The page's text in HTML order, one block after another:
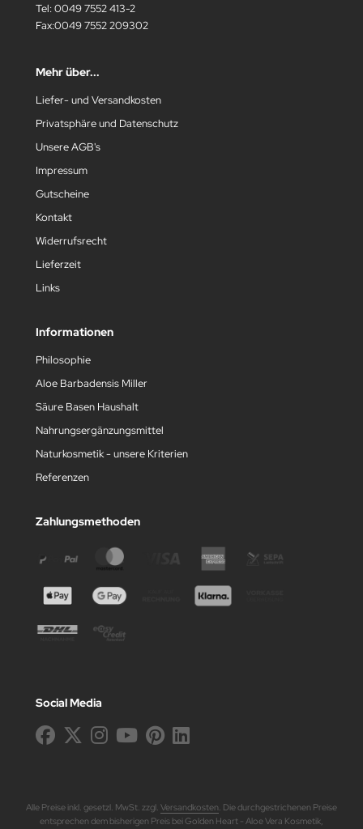
Tel: 0049 7552 413-2
Fax:0049 7552 209302
Mehr über...
Liefer- und Versandkosten
Privatsphäre und Datenschutz
Unsere AGB's
Impressum
Gutscheine
Kontakt
Widerrufsrecht
Lieferzeit
Links
Informationen
Philosophie
Aloe Barbadensis Miller
Säure Basen Haushalt
Nahrungsergänzungsmittel
Naturkosmetik - unsere Kriterien
Referenzen
Zahlungsmethoden
Social Media
Alle Preise inkl. gesetzl. MwSt. zzgl. Versandkosten. Die durchgestrichenen Preise
entsprechen dem bisherigen Preis bei Golden Heart - Aloe Vera Kosmetik,